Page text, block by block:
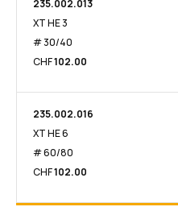
235.002.013​
XT HE 3
# 30/40
CHF102.00
235.002.016​
XT HE 6
# 60/80
CHF102.00